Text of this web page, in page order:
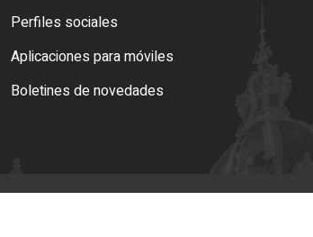
Perfiles sociales
Aplicaciones para móviles
Boletines de novedades